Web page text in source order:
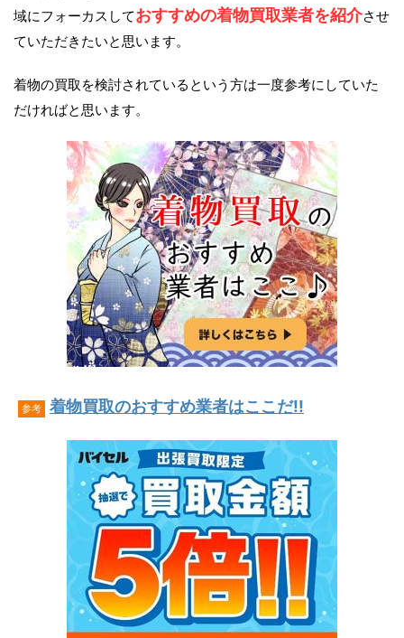
域にフォーカスしておすすめの着物買取業者を紹介させ
ていただきたいと思います。
着物の買取を検討されているという方は一度参考にしていた
だければと思います。
参考 着物買取のおすすめ業者はここだ!!